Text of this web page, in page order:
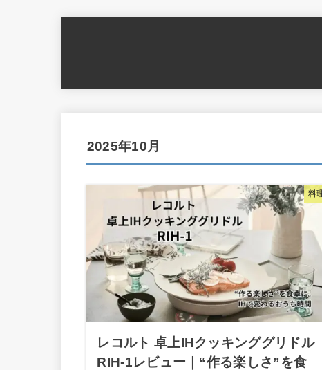
2025年10月
料
レコルト 卓上IHクッキンググリドル
RIH-1レビュー｜“作る楽しさ”を食